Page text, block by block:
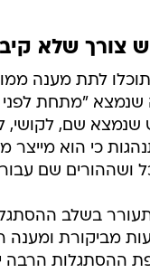
צורך שלא
תוכלו לתת מענה
"מתחת
שם, לקושי,
כי הוא מייצר
ושההורים שם
בשלב
מביקורת ומענה
ההסתגלות הרבה